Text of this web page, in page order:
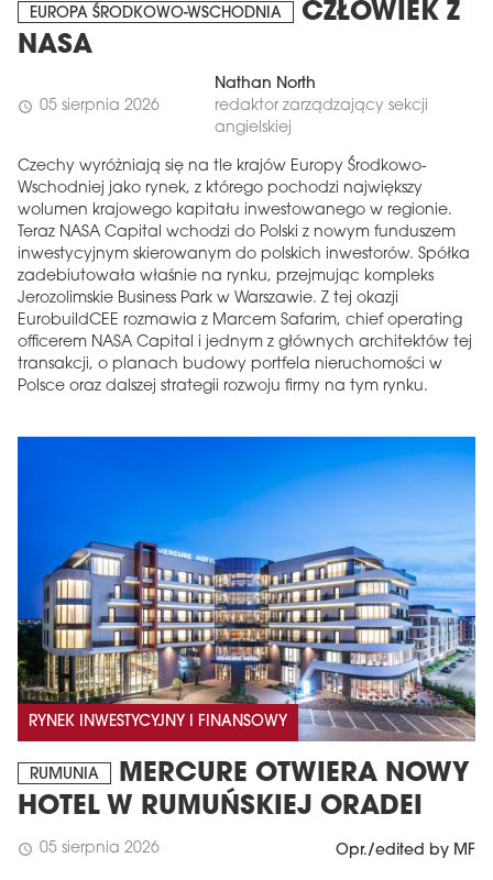
EUROPA ŚRODKOWO-WSCHODNIA
CZŁOWIEK Z
NASA
schedule 05 sierpnia 2026
Nathan North
redaktor zarządzający sekcji
angielskiej
Czechy wyróżniają się na tle krajów Europy Środkowo-
Wschodniej jako rynek, z którego pochodzi największy
wolumen krajowego kapitału inwestowanego w regionie.
Teraz NASA Capital wchodzi do Polski z nowym funduszem
inwestycyjnym skierowanym do polskich inwestorów. Spółka
zadebiutowała właśnie na rynku, przejmując kompleks
Jerozolimskie Business Park w Warszawie. Z tej okazji
EurobuildCEE rozmawia z Marcem Safarim, chief operating
officerem NASA Capital i jednym z głównych architektów tej
transakcji, o planach budowy portfela nieruchomości w
Polsce oraz dalszej strategii rozwoju firmy na tym rynku.
RYNEK INWESTYCYJNY I FINANSOWY
RUMUNIA
MERCURE OTWIERA NOWY
HOTEL W RUMUŃSKIEJ ORADEI
schedule 05 sierpnia 2026 Opr./edited by MF